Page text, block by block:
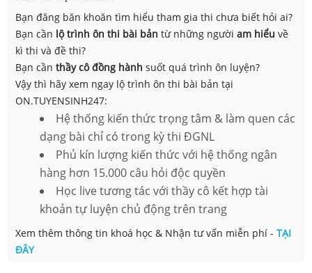
Bạn đăng băn khoăn tìm hiểu tham gia thi chưa biết hỏi ai?
Bạn cần lộ trình ôn thi bài bản từ những người am hiểu về
kì thi và đề thi?
Bạn cần thầy cô đồng hành suốt quá trình ôn luyện?
Vậy thì hãy xem ngay lộ trình ôn thi bài bản tại
ON.TUYENSINH247:
Hệ thống kiến thức trọng tâm & làm quen các
dạng bài chỉ có trong kỳ thi ĐGNL
Phủ kín lượng kiến thức với hệ thống ngân
hàng hơn 15.000 câu hỏi độc quyền
Học live tương tác với thầy cô kết hợp tài
khoản tự luyện chủ động trên trang
Xem thêm thông tin khoá học & Nhận tư vấn miễn phí - TẠI
ĐÂY